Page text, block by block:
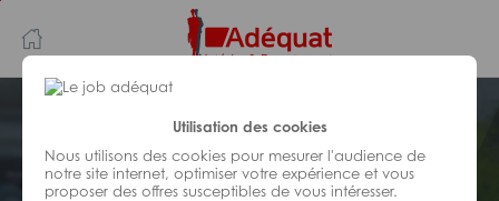
Utilisation des cookies
Nous utilisons des cookies pour mesurer l'audience de
notre site internet, optimiser votre expérience et vous
proposer des offres susceptibles de vous intéresser.
au
contenu
principal
navigation
TRANSPORT
Réf : Z43-291167